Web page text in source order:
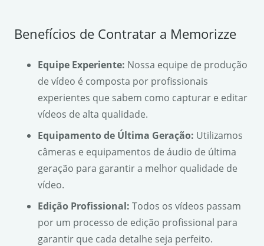
Benefícios de Contratar a Memorizze
Equipe Experiente: Nossa equipe de produção
de vídeo é composta por profissionais
experientes que sabem como capturar e editar
vídeos de alta qualidade.
Equipamento de Última Geração: Utilizamos
câmeras e equipamentos de áudio de última
geração para garantir a melhor qualidade de
vídeo.
Edição Profissional: Todos os vídeos passam
por um processo de edição profissional para
garantir que cada detalhe seja perfeito.